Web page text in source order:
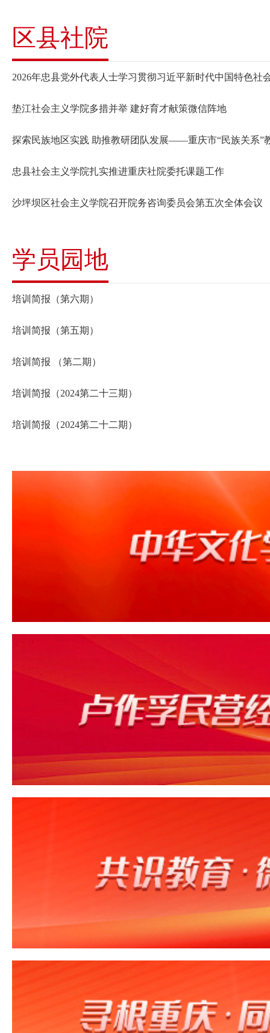
区县社院
2026年忠县党外代表人士学习贯彻习近平新时代中国特色社
垫江社会主义学院多措并举 建好育才献策微信阵地
探索民族地区实践 助推教研团队发展——重庆市“民族关系”
忠县社会主义学院扎实推进重庆社院委托课题工作
沙坪坝区社会主义学院召开院务咨询委员会第五次全体会议
学员园地
培训简报（第六期）
培训简报（第五期）
培训简报 （第二期）
培训简报（2024第二十三期）
培训简报（2024第二十二期）